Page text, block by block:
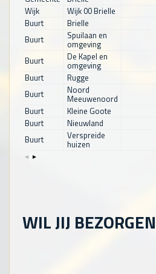
Wijk
Wijk 00 Brielle
Buurt
Brielle
Buurt
Spuilaan en
omgeving
Buurt
De Kapel en
omgeving
Buurt
Rugge
Buurt
Noord
Meeuwenoord
Buurt
Kleine Goote
Buurt
Nieuwland
Buurt
Verspreide
huizen
WIL JIJ